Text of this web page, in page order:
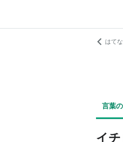
はて
言葉
イ